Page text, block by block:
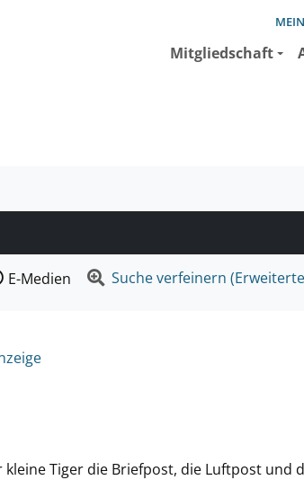
Mitgliedschaft
suchen wollen.
E-Medien Suche verfeinern
Tiger die Briefpost, die Luftpost und